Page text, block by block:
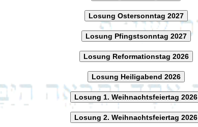
Losung Ostersonntag 2027
Losung Pfingstsonntag 2027
Losung Reformationstag 2026
Losung Heiligabend 2026
Losung 1. Weihnachtsfeiertag 2026
Losung 2. Weihnachtsfeiertag 2026